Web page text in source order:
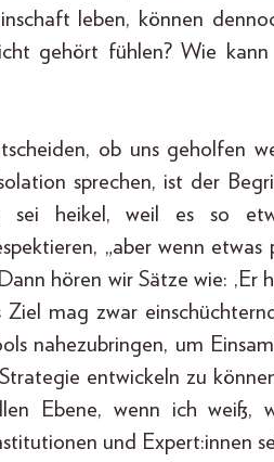
leben, können
gehört fühlen? Wie
ob uns geholfen
sprechen, ist der
sei heikel, weil es so
„aber wenn etwas
hören wir Sätze wie: ,Er
Ziel mag zwar
nahezubringen, um
entwickeln zu
Ebene, wenn ich weiß,
und Expert:innen